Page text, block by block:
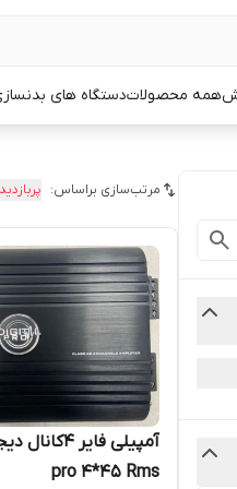
همه محصولاتدستگاه های
مرتب‌سازی براساس:
آمپیلی فایر
pro 4*45 Rms